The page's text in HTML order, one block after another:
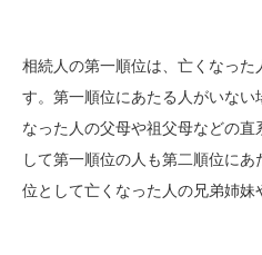
相続人の第一順位は、亡くなっ
す。第一順位にあたる人がいない
なった人の父母や祖父母などの
して第一順位の人も第二順位に
位として亡くなった人の兄弟姉妹